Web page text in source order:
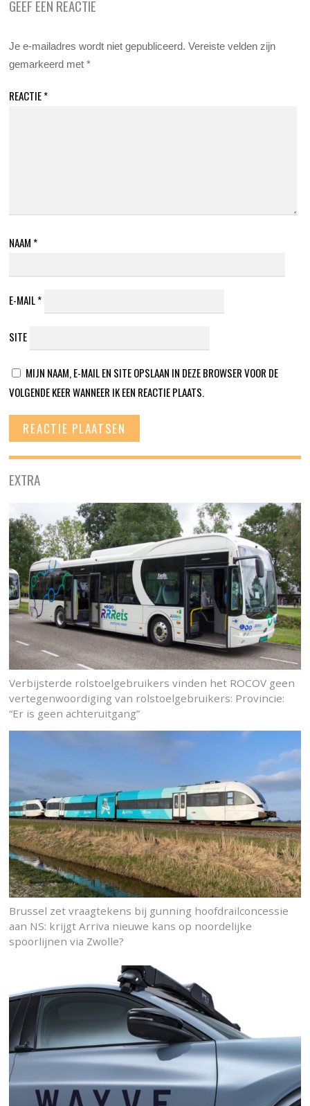
GEEF EEN REACTIE
Je e-mailadres wordt niet gepubliceerd. Vereiste velden zijn
gemarkeerd met*
REACTIE*
NAAM *
E-MAIL*
SITE
MIJN NAAM, E-MAIL EN SITE OPSLAAN IN DEZE BROWSER VOOR DE
VOLGENDE KEER WANNEER IK EEN REACTIE PLAATS.
EXTRA
Verbijsterde rolstoelgebruikers vinden het ROCOV geen
vertegenwoordiging van rolstoelgebruikers: Provincie:
“Er is geen achteruitgang”
Brussel zet vraagtekens bij gunning hoofdrailconcessie
aan NS: krijgt Arriva nieuwe kans op noordelijke
spoorlijnen via Zwolle?